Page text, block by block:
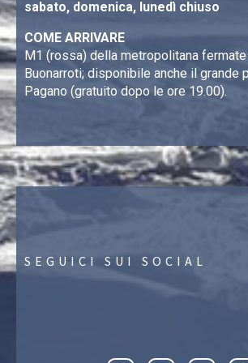
sabato, domenica, lunedì chiuso
COME ARRIVARE
M1 (rossa) della metropolitana fermate
Buonarroti; disponibile anche il grande
Pagano (gratuito dopo le ore 19.00).
SEGUICI SUI SOCIAL